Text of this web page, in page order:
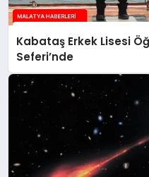
Kabataş Erkek Lisesi
Seferi’nde